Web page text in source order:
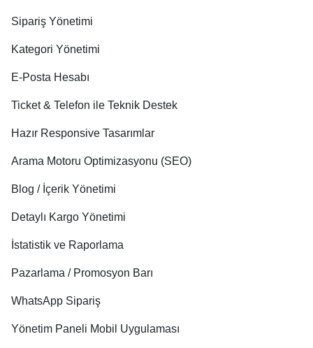
Sipariş Yönetimi
Kategori Yönetimi
E-Posta Hesabı
Ticket & Telefon ile Teknik Destek
Hazır Responsive Tasarımlar
Arama Motoru Optimizasyonu (SEO)
Blog / İçerik Yönetimi
Detaylı Kargo Yönetimi
İstatistik ve Raporlama
Pazarlama / Promosyon Barı
WhatsApp Sipariş
Yönetim Paneli Mobil Uygulaması